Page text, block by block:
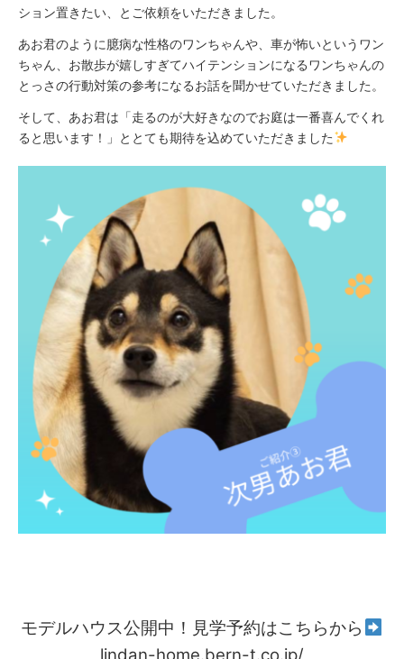
ション置きたい、とご依頼をいただきました。
あお君のように臆病な性格のワンちゃんや、車が怖いというワン
ちゃん、お散歩が嬉しすぎてハイテンションになるワンちゃんの
とっさの行動対策の参考になるお話を聞かせていただきました。
そして、あお君は「走るのが大好きなのでお庭は一番喜んでくれ
ると思います！」ととても期待を込めていただきました
モデルハウス公開中！見学予約はこちらから